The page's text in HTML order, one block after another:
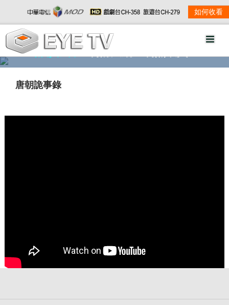
如何收看
精彩影音 劇情大綱
唐朝詭事錄